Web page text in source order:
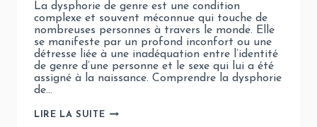
La dysphorie de genre est une condition
complexe et souvent méconnue qui touche de
nombreuses personnes à travers le monde. Elle
se manifeste par un profond inconfort ou une
détresse liée à une inadéquation entre l’identité
de genre d’une personne et le sexe qui lui a été
assigné à la naissance. Comprendre la dysphorie
de…
LIRE LA SUITEQU’EST